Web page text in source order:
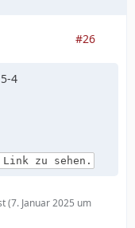
#26
4
zu sehen.
(7. Januar 2025 um